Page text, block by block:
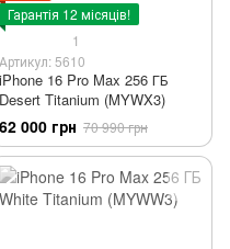
Гарантія 12 місяців!
1
Артикул: 5610
iPhone 16 Pro Max 256 ГБ
Desert Titanium (MYWX3)
62 000 грн 70 990 грн